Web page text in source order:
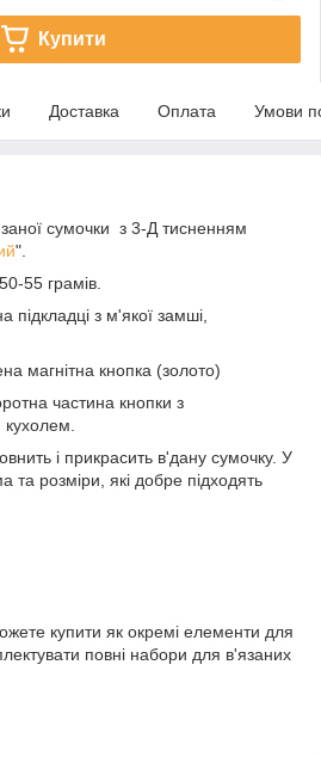
Купити
Доставка Оплата Умови
сумочки з 3-Д тисненням
".
55 грамів.
підкладці з м'якої замші,
магнітна кнопка (золото)
частина кнопки з
і прикрасить в'дану сумочку. У
та розміри, які добре підходять
купити як окремі елементи для
повні набори для в'язаних